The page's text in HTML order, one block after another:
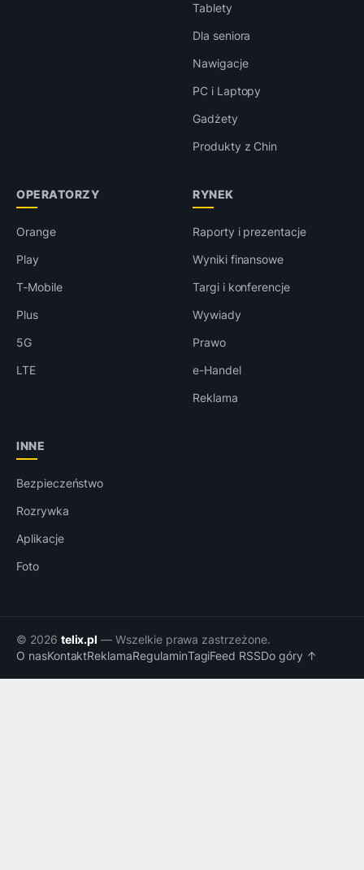
Tablety
Dla seniora
Nawigacje
PC i Laptopy
Gadżety
Produkty z Chin
OPERATORZY
Orange
Play
T-Mobile
Plus
5G
LTE
RYNEK
Raporty i prezentacje
Wyniki finansowe
Targi i konferencje
Wywiady
Prawo
e-Handel
Reklama
INNE
Bezpieczeństwo
Rozrywka
Aplikacje
Foto
© 2026 telix.pl — Wszelkie prawa zastrzeżone.
O nasKontaktReklamaRegulaminTagiFeed RSSDo góry ↑